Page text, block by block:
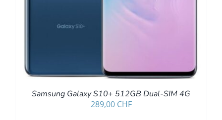
Samsung Galaxy S10+ 512GB Dual-SIM 4G
289,00 CHF